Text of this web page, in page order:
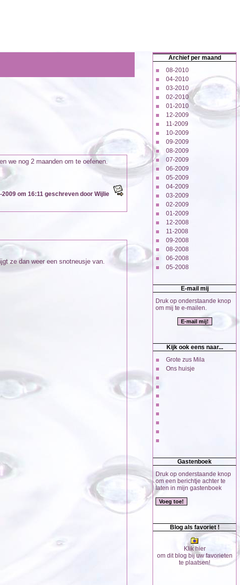
we nog 2 maanden om te oefenen.
2009 om 16:11 geschreven door Wijlie
ze dan weer een snotneusje van.
Archief per maand
08-2010
04-2010
03-2010
02-2010
01-2010
12-2009
11-2009
10-2009
09-2009
08-2009
07-2009
06-2009
05-2009
04-2009
03-2009
02-2009
01-2009
12-2008
11-2008
09-2008
08-2008
06-2008
05-2008
E-mail mij
Druk op onderstaande knop
om mij te e-mailen.
Kijk ook eens naar...
Grote zus Mila
Ons huisje
Gastenboek
Druk op onderstaande knop
om een berichtje achter te
laten in mijn gastenboek
Blog als favoriet !
Klik hier
om dit blog bij uw favorieten
te plaatsen!